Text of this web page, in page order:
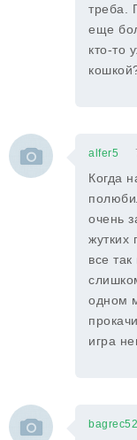
треба.
еще
кто-то
alfer5
Когда
очень
жутких
все
одном
игра